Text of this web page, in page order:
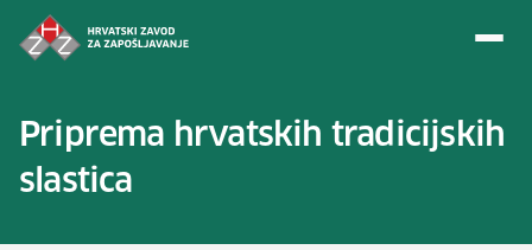
Priprema hrvatskih tradicijskih
slastica